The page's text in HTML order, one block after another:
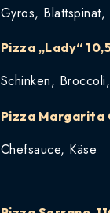
Gyros, Blattspinat,
Pizza „Lady“
Schinken,
Pizza Margarita
Chefsauce, Käse